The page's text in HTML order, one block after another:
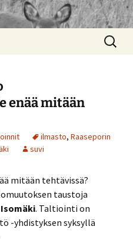
Haku:
enää mitään
ilmasto, Raaseporin
suvi
mitään tehtävissä?
taustoja
. Taltiointi on
-yhdistyksen syksyllä